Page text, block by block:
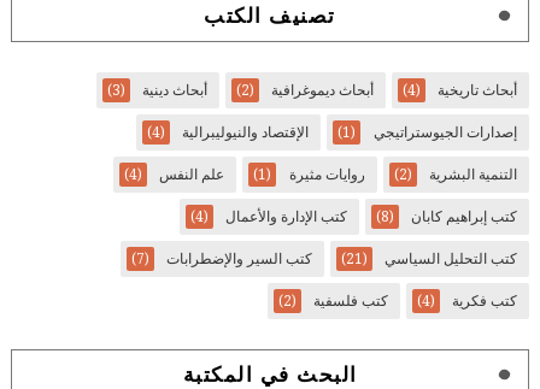
تصنيف الكتب
أبحاث تاريخية (4) أبحاث ديموغرافية (2) أبحاث دينية (3)
إصدارات الجيوستراتيجي (1) الإقتصاد والنيوليبرالية (4)
التنمية البشرية (2) روايات مثيرة (1) علم النفس (4)
كتب إبراهيم كابان (8) كتب الإدارة والأعمال (4)
كتب التحليل السياسي (21) كتب السير والإضطرابات (7)
كتب فكرية (4) كتب فلسفية (2)
البحث في المكتبة